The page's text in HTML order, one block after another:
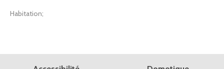
Habitation;